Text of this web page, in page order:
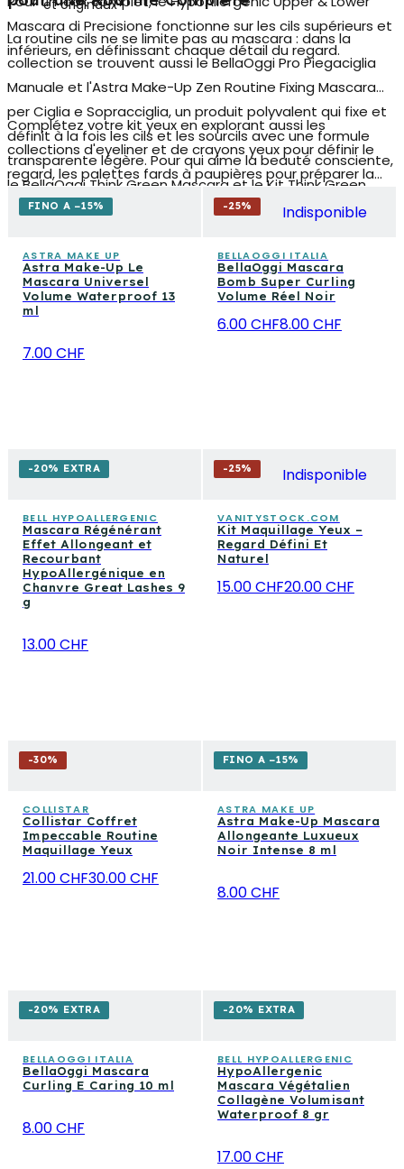
Mascara di Precisione fonctionne sur les cils supérieurs et
inférieurs, en définissant chaque détail du regard.
et originaux
La routine cils ne se limite pas au mascara : dans la
collection se trouvent aussi le BellaOggi Pro Piegaciglia
Manuale et l'Astra Make-Up Zen Routine Fixing Mascara
per Ciglia e Sopracciglia, un produit polyvalent qui fixe et
définit à la fois les cils et les sourcils avec une formule
transparente légère. Pour qui aime la beauté consciente,
le BellaOggi Think Green Mascara et le Kit Think Green
Clean et Vegan proposent des formules clean et vegan
attentive aux ingrédients et à la durabilité.
Complétez votre kit yeux en explorant aussi les
collections d'eyeliner et de crayons yeux pour définir le
regard, les palettes fards à paupières pour préparer la
base de la paupière ou les produits de soin des sourcils.
Pour qui aime un maquillage uniforme et durable,
correcteurs pour un résultat d'ensemble impeccable,
matin et soir.
FINO A −15%
ASTRA MAKE UP
Astra Make-Up Le
Mascara Universel
Volume Waterproof 13
ml
7.00 CHF
-25% Indisponible
BELLAOGGI ITALIA
BellaOggi Mascara
Bomb Super Curling
Volume Réel Noir
6.00 CHF8.00 CHF
-20% EXTRA
BELL HYPOALLERGENIC
Mascara Régénérant
Effet Allongeant et
Recourbant
HypoAllergénique en
Chanvre Great Lashes 9
g
13.00 CHF
-25% Indisponible
VANITYSTOCK.COM
Kit Maquillage Yeux –
Regard Défini Et
Naturel
15.00 CHF20.00 CHF
-30%
COLLISTAR
Collistar Coffret
Impeccable Routine
Maquillage Yeux
21.00 CHF30.00 CHF
FINO A −15%
ASTRA MAKE UP
Astra Make-Up Mascara
Allongeante Luxueux
Noir Intense 8 ml
8.00 CHF
-20% EXTRA
BELLAOGGI ITALIA
BellaOggi Mascara
Curling E Caring 10 ml
8.00 CHF
-20% EXTRA
BELL HYPOALLERGENIC
HypoAllergenic
Mascara Végétalien
Collagène Volumisant
Waterproof 8 gr
17.00 CHF